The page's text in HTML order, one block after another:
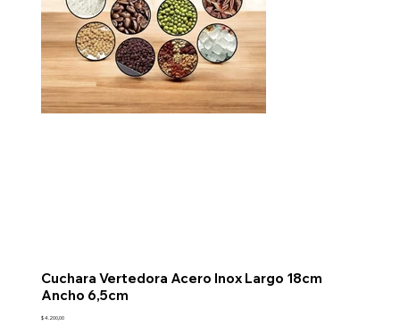
Cuchara Vertedora Acero Inox Largo 18cm
Ancho 6,5cm
Precio
$ 4.200,00